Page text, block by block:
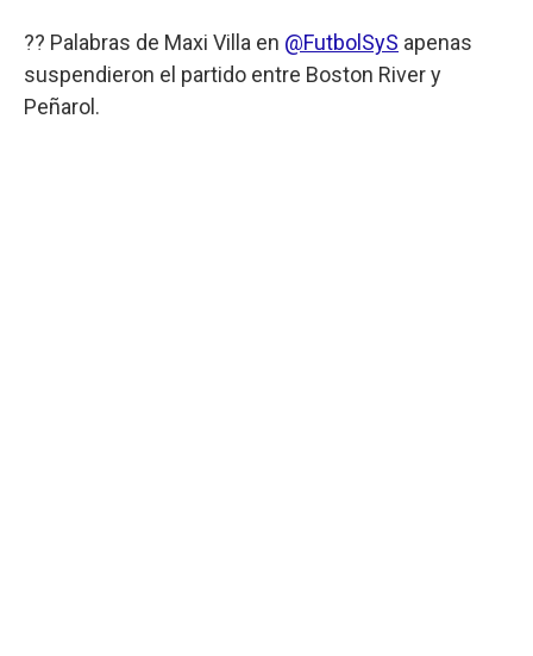
?? Palabras de Maxi Villa en @FutbolSyS apenas
suspendieron el partido entre Boston River y
Peñarol.